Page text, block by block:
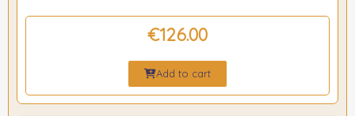
€126.00
Add to cart